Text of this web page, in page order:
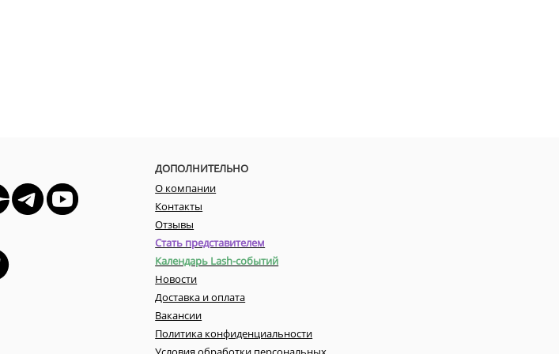
ДОПОЛНИТЕЛЬНО
О компании
Контакты
Отзывы
Стать представителем
Календарь Lash-событий
Новости
Доставка и оплата
Вакансии
Политика конфиденциальности